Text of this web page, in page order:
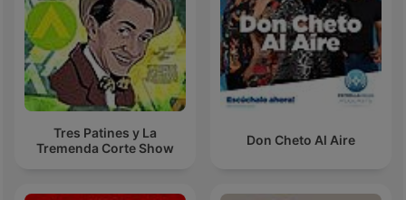
Tres Patines y La
Tremenda Corte Show
Don Cheto Al Aire